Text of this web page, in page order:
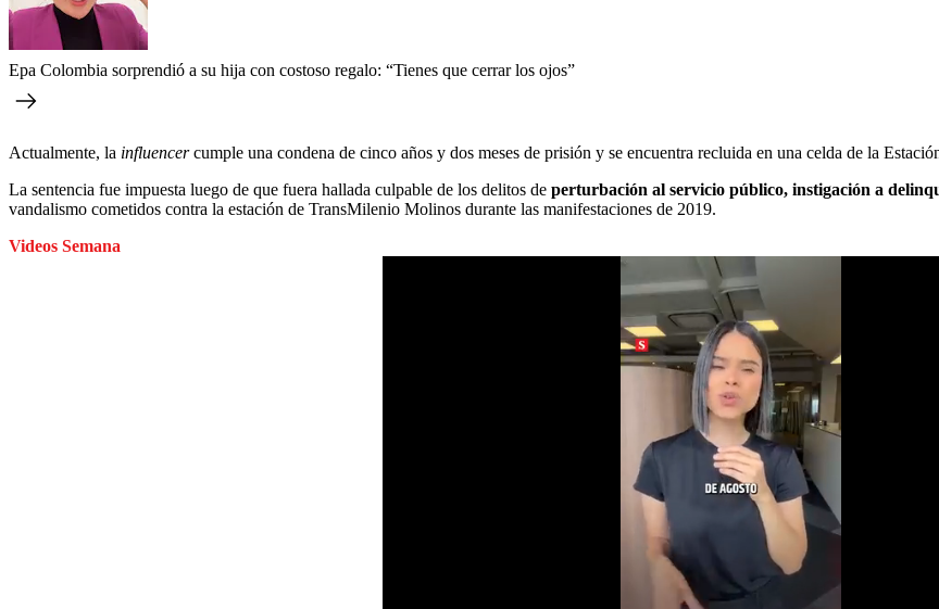
Epa Colombia sorprendió a su hija con costoso regalo: “Tienes que cerrar los ojos”
Actualmente, la influencercumple una condena de cinco años y dos meses de prisión y se encuentra recluida en una celda de la
La sentencia fue impuesta luego de que fuera hallada culpable de los delitos de perturbación al servicio público, instigación a
vandalismo cometidos contra la estación de TransMilenio Molinos durante las manifestaciones de 2019.
Videos Semana